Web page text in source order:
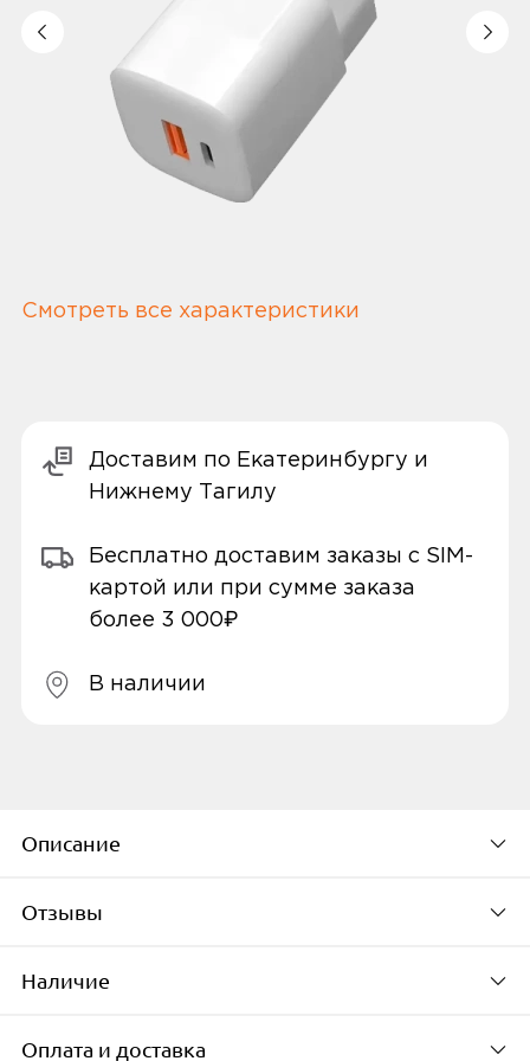
Смотреть все характеристики
Доставим по Екатеринбургу и
Нижнему Тагилу
Бесплатно доставим заказы с SIM-
картой или при сумме заказа
более 3 000₽
В наличии
Описание
Описание
Сетевое зарядное устройство TFN
Отзывы
Будьте первым, кто
оставит свой отзыв
Наличие
Оплата и доставка